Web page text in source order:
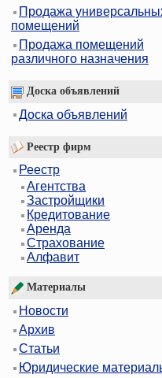
Продажа
помещений
Продажа помещений
различного назначения
Доска объявлений
Доска объявлений
Реестр фирм
Реестр
Агентства
Застройщики
Кредитование
Аренда
Страхование
Алфавит
Материалы
Новости
Архив
Статьи
Юридические